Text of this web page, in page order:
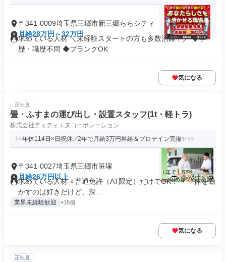
〒341-0009埼玉県三郷市新三郷ららシティ
月給28万円～32万円
求めている人材 ＼未経験スタートの方も多数活躍中／ ◆学
歴・職歴不問 ◆ブランクOK
気になる
正社員
畳・ふすまの運び出し・設置スタッフ(1t・軽トラ)
株式会社ティティエヌコーポレーション
年休114日×日祝休✅2年で月給3万円昇給＆プロテイン完備✨
〒341-0027埼玉県三郷市笹塚
月給26万円以上
求めている人材 ⭐普通免許（AT限定）だけでOK！ ＊「体を動
かすのは好きだけど、深...
業界未経験歓迎 +18個
気になる
正社員